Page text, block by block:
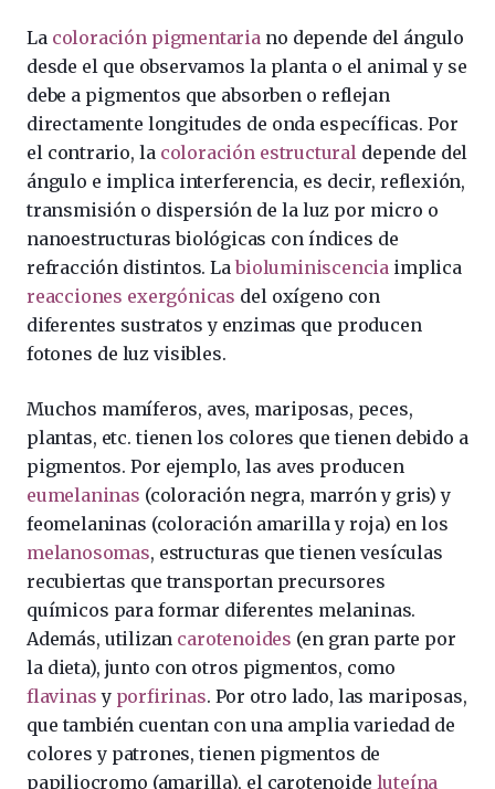
La coloración pigmentariano depende del ángulo
desde el que observamos la planta o el animal y se
debe a pigmentos que absorben o reflejan
directamente longitudes de onda específicas. Por
el contrario, la coloración estructuraldepende del
ángulo e implica interferencia, es decir, reflexión,
transmisión o dispersión de la luz por micro o
nanoestructuras biológicas con índices de
refracción distintos. Labioluminiscencia implica
reacciones exergónicas del oxígeno con
diferentes sustratos y enzimas que producen
fotones de luz visibles.
Muchos mamíferos, aves, mariposas, peces,
plantas, etc. tienen los colores que tienen debido a
pigmentos. Por ejemplo, las aves producen
eumelaninas (coloración negra, marrón y gris) y
feomelaninas (coloración amarilla y roja) en los
melanosomas, estructuras que tienen vesículas
recubiertas que transportan precursores
químicos para formar diferentes melaninas.
Además, utilizan carotenoides (en gran parte por
la dieta), junto con otros pigmentos, como
flavinas y porfirinas. Por otro lado, las mariposas,
que también cuentan con una amplia variedad de
colores y patrones, tienen pigmentos de
papiliocromo (amarilla), el carotenoide luteína